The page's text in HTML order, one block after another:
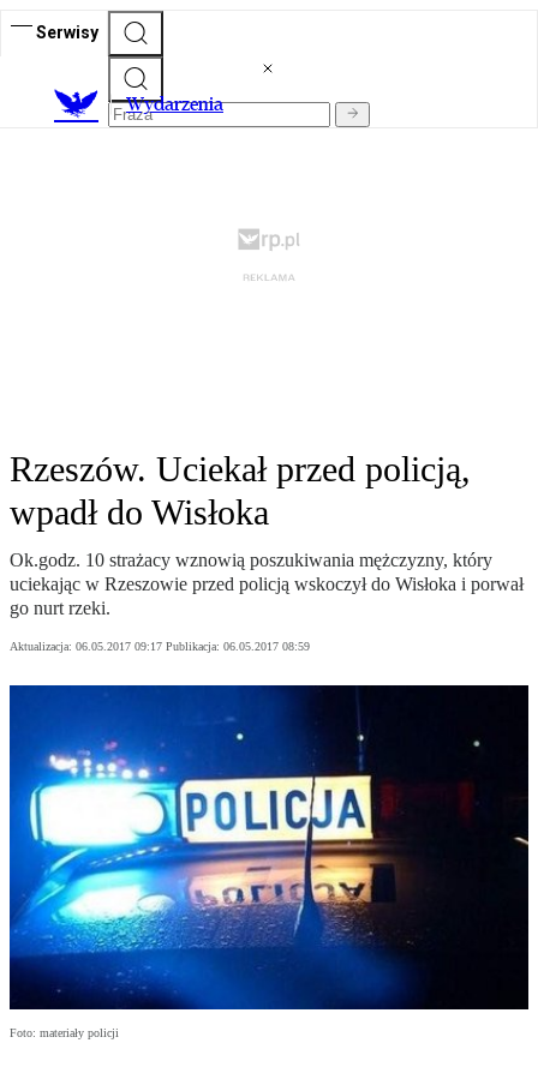
Serwisy
Wydarzenia
Rzeszów. Uciekał przed policją,
wpadł do Wisłoka
Ok.godz. 10 strażacy wznowią poszukiwania mężczyzny, który
uciekając w Rzeszowie przed policją wskoczył do Wisłoka i porwał
go nurt rzeki.
Aktualizacja: 06.05.2017 09:17 Publikacja: 06.05.2017 08:59
Foto: materiały policji